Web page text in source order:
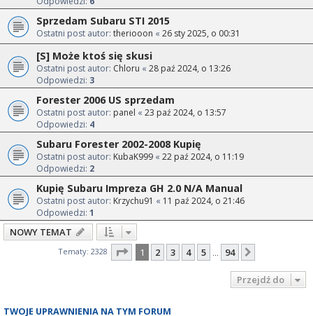
Sprzedam Subaru STI 2015
Ostatni post autor: theriooon « 26 sty 2025, o 00:31
[S] Może ktoś się skusi
Ostatni post autor: Chloru « 28 paź 2024, o 13:26
Odpowiedzi: 3
Forester 2006 US sprzedam
Ostatni post autor: panel « 23 paź 2024, o 13:57
Odpowiedzi: 4
Subaru Forester 2002-2008 Kupię
Ostatni post autor: KubaK999 « 22 paź 2024, o 11:19
Odpowiedzi: 2
Kupię Subaru Impreza GH 2.0 N/A Manual
Ostatni post autor: Krzychu91 « 11 paź 2024, o 21:46
Odpowiedzi: 1
NOWY TEMAT
Tematy: 2328 Strona z94
1 2 3 4 5 94
Przejdź do
TWOJE UPRAWNIENIA NA TYM FORUM